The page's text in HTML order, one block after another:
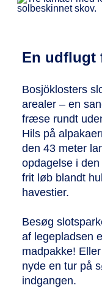
En udflugt
Bosjöklosters
arealer – en
fræse rundt
Hils på
den 43 meter
opdagelse i
frit løb blandt
havestier.
Besøg
af legepladsen
madpakke!
nyde en tur på
indgangen.